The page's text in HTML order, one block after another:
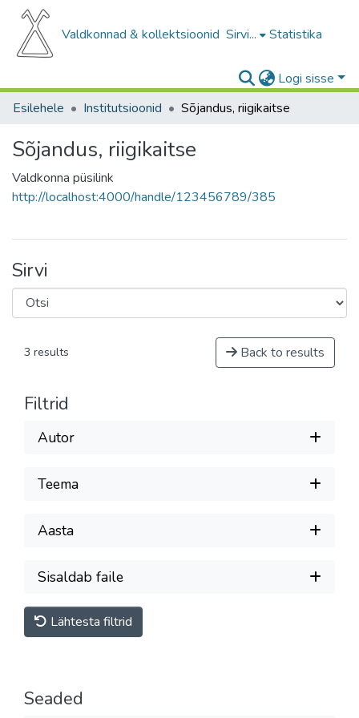
Valdkonnad & kollektsioonid Sirvi... Statistika
Logi sisse
Esilehele
Institutsioonid Sõjandus, riigikaitse
Sõjandus, riigikaitse
Valdkonna püsilink
http://localhost:4000/handle/123456789/385
Sirvi
3 results Back to results
Filtrid
Autor
Teema
Aasta
Sisaldab faile
Lähtesta filtrid
Seaded